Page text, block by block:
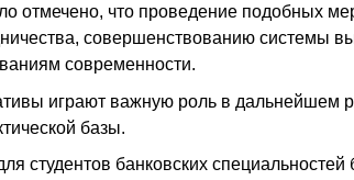
отмечено, что проведение подобных
совершенствованию системы
современности.
играют важную роль в дальнейшем
базы.
студентов банковских